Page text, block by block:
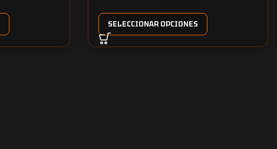
SELECCIONAR OPCIONES